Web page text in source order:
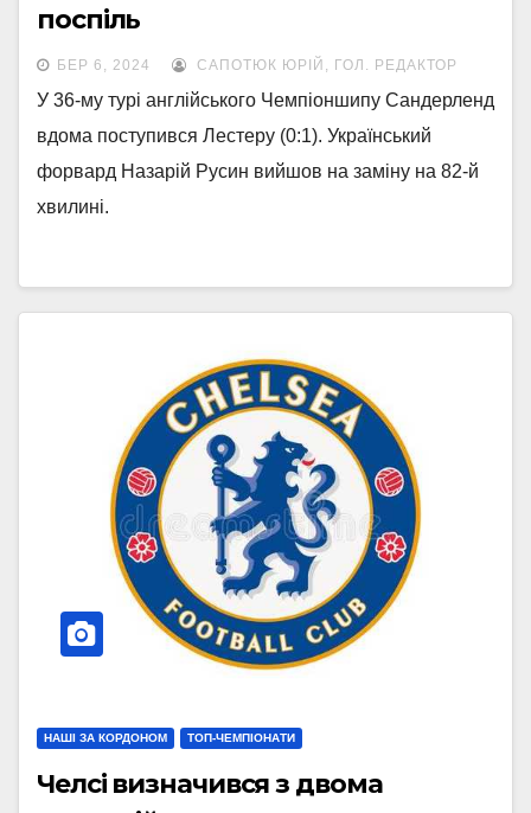
поспіль
БЕР 6, 2024 САПОТЮК ЮРІЙ, ГОЛ. РЕДАКТОР
У 36-му турі англійського Чемпіоншипу Сандерленд
вдома поступився Лестеру (0:1). Український
форвард Назарій Русин вийшов на заміну на 82-й
хвилині.
НАШІ ЗА КОРДОНОМ ТОП-ЧЕМПІОНАТИ
Челсі визначився з двома